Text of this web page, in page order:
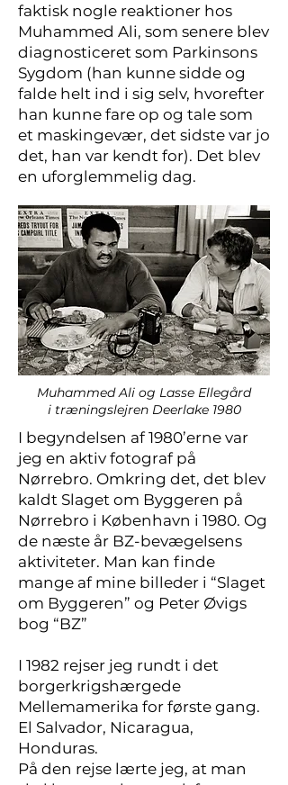
faktisk nogle reaktioner hos
Muhammed Ali, som senere blev
diagnosticeret som Parkinsons
Sygdom (han kunne sidde og
falde helt ind i sig selv, hvorefter
han kunne fare op og tale som
et maskingevær, det sidste var jo
det, han var kendt for). Det blev
en uforglemmelig dag.
Muhammed Ali og Lasse Ellegård
i træningslejren Deerlake 1980
I begyndelsen af 1980’erne var
jeg en aktiv fotograf på
Nørrebro. Omkring det, det blev
kaldt Slaget om Byggeren på
Nørrebro i København i 1980. Og
de næste år BZ-bevægelsens
aktiviteter. Man kan finde
mange af mine billeder i “Slaget
om Byggeren” og Peter Øvigs
bog “BZ”
I 1982 rejser jeg rundt i det
borgerkrigshærgede
Mellemamerika for første gang.
El Salvador, Nicaragua,
Honduras.
På den rejse lærte jeg, at man